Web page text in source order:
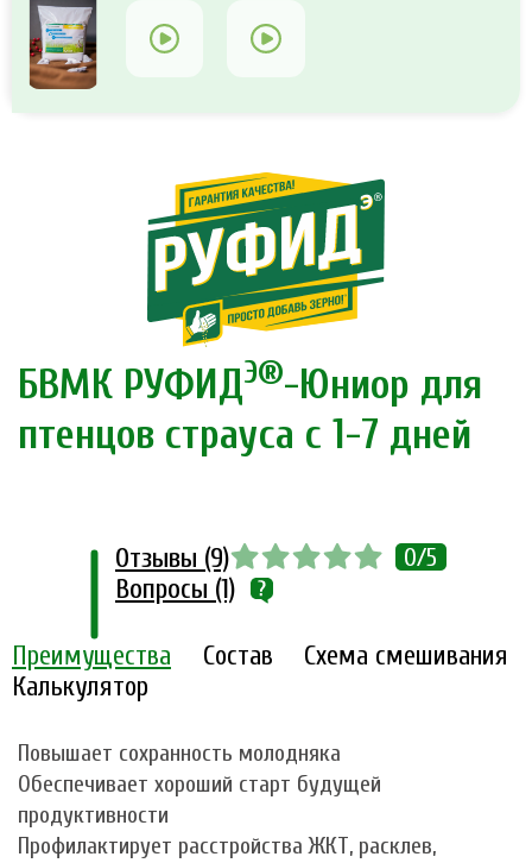
БВМК РУФИДЭ®-Юниор для
птенцов страуса с 1-7 дней
Преимущества Состав
Схема смешивания
Калькулятор
Отзывы (9) 0/5
Вопросы (1)
Повышает сохранность молодняка
Обеспечивает хороший старт будущей
продуктивности
Профилактирует расстройства ЖКТ, расклев,